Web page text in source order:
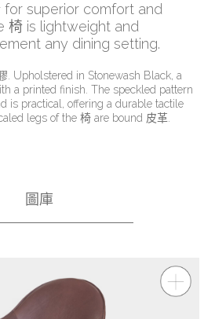
for superior comfort and
椅 is lightweight and
any dining setting.
. Upholstered in Stonewash Black, a
a printed finish. The speckled pattern
is practical, offering a durable tactile
legs of the 椅 are bound 皮革.
圖庫